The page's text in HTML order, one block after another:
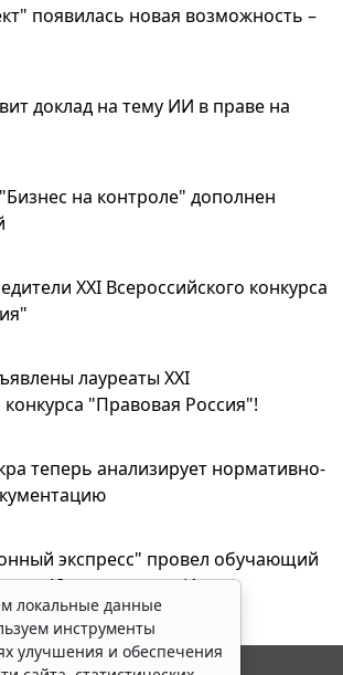
появилась новая возможность –
доклад на тему ИИ в праве на
на контроле" дополнен
XXI Всероссийского конкурса
лауреаты XXI
конкурса "Правовая Россия"!
теперь анализирует нормативно-
экспресс" провел обучающий
с AI-ассистентом Искра
локальные данные
инструменты
улучшения и обеспечения